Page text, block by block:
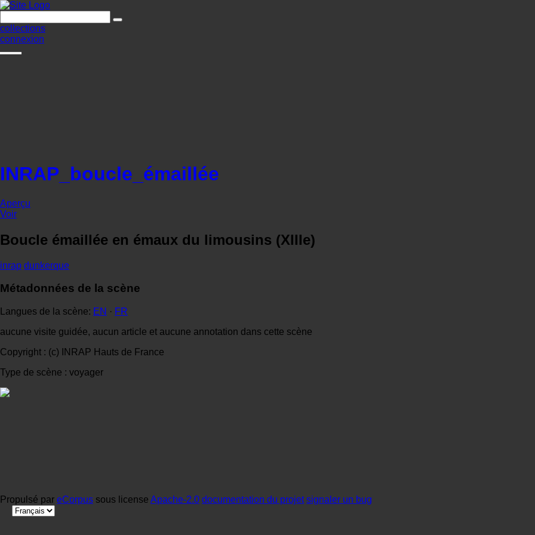
collections
connexion
INRAP_boucle_émaillée
Aperçu
Voir
Boucle émaillée en émaux du limousins (XIIIe)
inrap dunkerque
Métadonnées de la scène
Langues de la scène: EN · FR
aucune visite guidée, aucun article et aucune annotation dans cette scène
Copyright : (c) INRAP Hauts de France
Type de scène : voyager
Propulsé par eCorpus sous license Apache-2.0 documentation du projet signaler un bug